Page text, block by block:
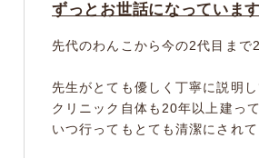
ずっとお世話になっています
先代のわんこから今の2代目まで
先生がとても優しく丁寧に説明し
クリニック自体も20年以上建っ
いつ行ってもとても清潔にされて